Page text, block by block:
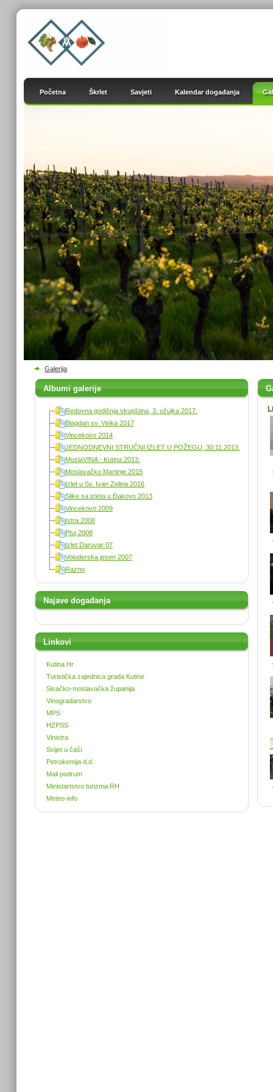
Početna Škrlet Savjeti Kalendar događanja
Galerija
Albumi galerije
Redovna godišnja skupština, 3. ožujka 2017.
Blagdan sv. Vinka 2017
Vincekovo 2014
JEDNODNEVNI STRUČNI IZLET U POŽEGU, 30.11.2013.
MoslaVINA - Kutina 2013.
Moslavačko Martinje 2015
Izlet u Sv. Ivan Zelina 2016
Slike sa izleta u Đakovo 2013
Vincekovo 2009
Istra 2008
Ptuj 2008
Izlet Daruvar 07
Voloderska jesen 2007
Razno
Najave događanja
Linkovi
Kutina.Hr
Turistička zajednica grada Kutine
Sisačko-moslavačka županija
Vinogradarstvo
MPS
HZPSS
Vinistra
Svijet u čaši
Petrokemija d.d.
Mali podrum
Ministartstvo turizma RH
Meteo-info